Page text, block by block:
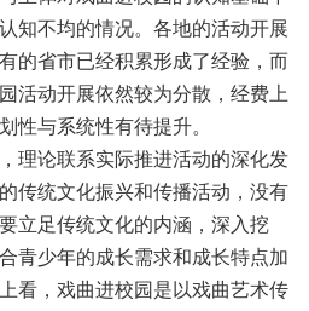
知不均的情况。各地的活动开展
的省市已经积累形成了经验，而
活动开展依然较为分散，经费上
性与系统性有待提升。
论联系实际推进活动的深化发
传统文化振兴和传播活动，没有
立足传统文化的内涵，深入挖
青少年的成长需求和成长特点加
看，戏曲进校园是以戏曲艺术传